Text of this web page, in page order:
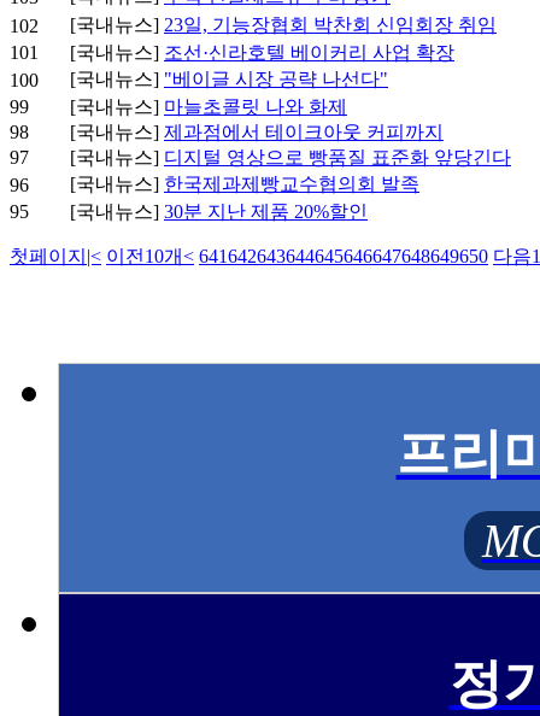
102
[국내뉴스] 23일, 기능장협회 박찬회 신임회장 취임
101
[국내뉴스] 조선·신라호텔 베이커리 사업 확장
100
[국내뉴스] "베이글 시장 공략 나선다"
99
[국내뉴스] 마늘초콜릿 나와 화제
98
[국내뉴스] 제과점에서 테이크아웃 커피까지
97
[국내뉴스] 디지털 영상으로 빵품질 표준화 앞당긴다
96
[국내뉴스] 한국제과제빵교수협의회 발족
95
[국내뉴스] 30분 지난 제품 20%할인
첫페이지 |< 이전10개< 641642643644645646647648649650 다음
프리
정